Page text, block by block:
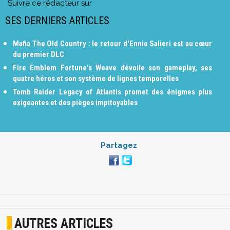
Suivre ce rédacteur sur
SES DERNIERS ARTICLES
Mafia The Old Country : le retour d'Ennio Salieri est au cœur
du premier DLC
Fire Emblem Fortune's Weave dévoile son gameplay, ses
quatre héros et son système de lignes temporelles
Tomb Raider Legacy of Atlantis promet des énigmes plus
exigeantes et des pièges impitoyables
Partagez
AUTRES ARTICLES